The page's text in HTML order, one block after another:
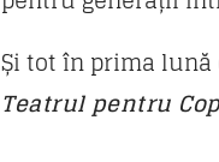
Și tot în prima lună
Teatrul pentru